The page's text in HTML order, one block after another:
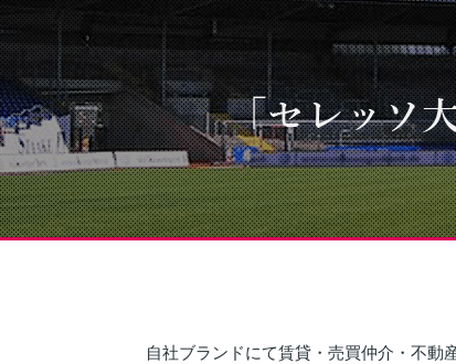
自社ブランドにて賃貸・売買仲介・不動